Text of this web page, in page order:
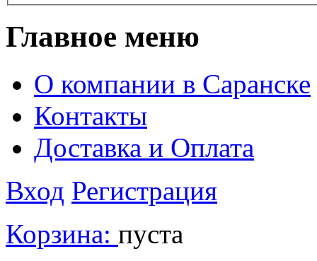
Главное меню
О компании в Саранске
Контакты
Доставка и Оплата
Вход Регистрация
Корзина: пуста